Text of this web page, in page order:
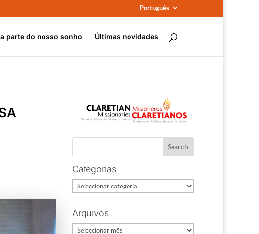
Português
parte do nosso sonho Últimas novidades
Categorias
Categorias
Arquivos
Arquivos